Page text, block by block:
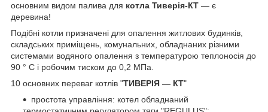
основним видом палива для котла Тиверія-КТ ― є
деревина!
Подібні котли призначені для опалення житлових будинків,
складських приміщень, комунальних, обладнаних різними
системами водяного опалення з температурою теплоносія до
90 ° С і робочим тиском до 0,2 МПа.
10 основних переваг котлів "ТИВЕРІЯ ― КТ"
простота управління: котел обладнаний